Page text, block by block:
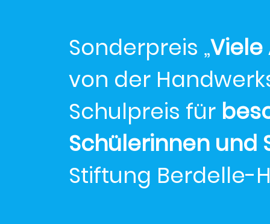
Sonderpreis „
von der
Schulpreis für
Schülerinnen und
Stiftung Berdelle-